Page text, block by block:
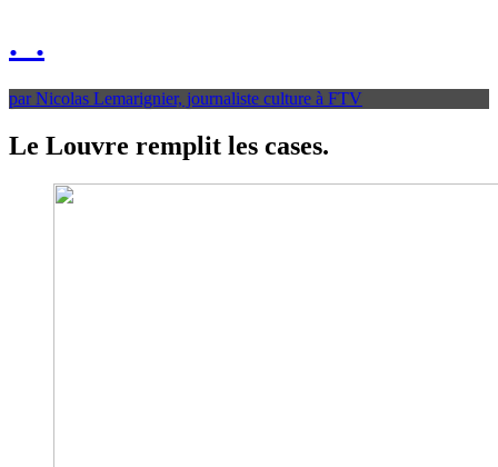
. .
par Nicolas Lemarignier, journaliste culture à FTV
Le Louvre remplit les cases.